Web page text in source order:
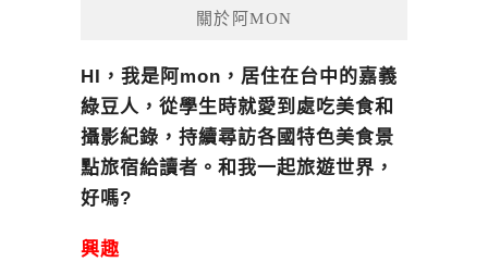
關於阿MON
HI，我是阿mon，居住在台中的嘉義
綠豆人，從學生時就愛到處吃美食和
攝影紀錄，持續尋訪各國特色美食景
點旅宿給讀者。和我一起旅遊世界，
好嗎?
興趣